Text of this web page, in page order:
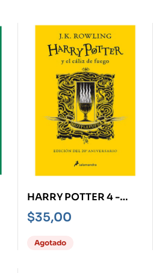
HARRY POTTER 4 -
HUFFLEPUFF- Y EL
CÁLIZ DE FUEGO
$35,00
Agotado